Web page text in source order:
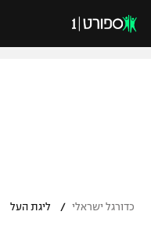
כדורגל ישראלי / ליגת העל